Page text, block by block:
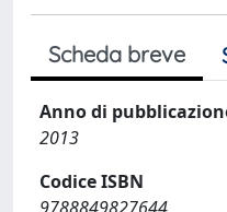
Scheda breve
Anno di
2013
Codice ISBN